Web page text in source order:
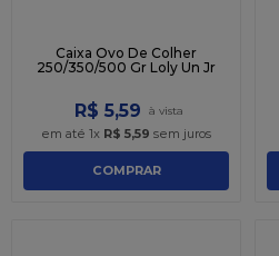
Caixa Ovo De Colher
250/350/500 Gr Loly Un Jr
R$ 5,59
em até 1x R$ 5,59 sem juros
COMPRAR